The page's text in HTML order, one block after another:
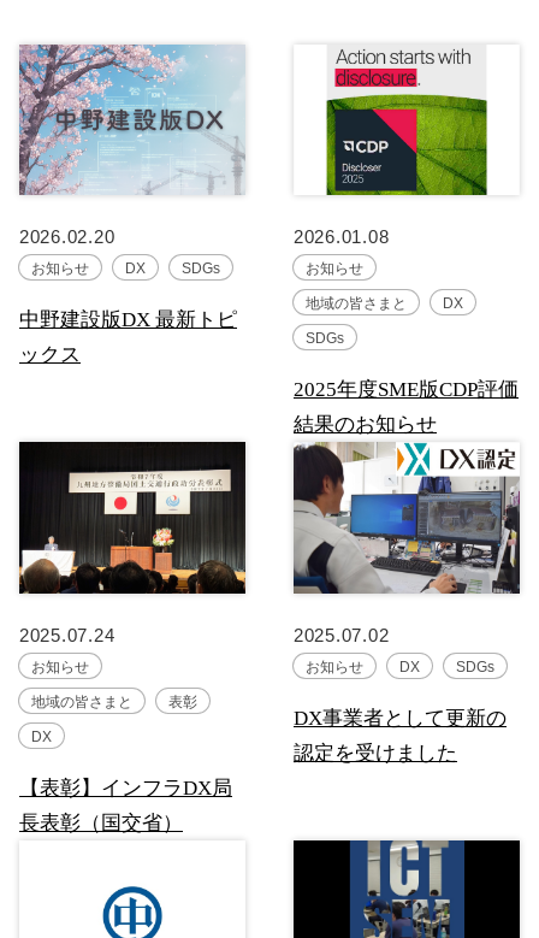
2026.02.20
お知らせ DX SDGs
中野建設版DX 最新トピ
ックス
2026.01.08
お知らせ
地域の皆さまと DX
SDGs
2025年度SME版CDP評価
結果のお知らせ
2025.07.24
お知らせ
地域の皆さまと 表彰
DX
【表彰】インフラDX局
長表彰（国交省）
2025.07.02
お知らせ DX SDGs
DX事業者として更新の
認定を受けました